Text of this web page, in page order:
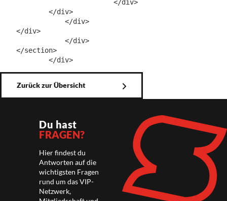
Zurück zur Übersicht
Du hast
FRAGEN?
Hier findest du
Antworten auf die
wichtigsten Fragen
rund um das VIP-
Netzwerk,